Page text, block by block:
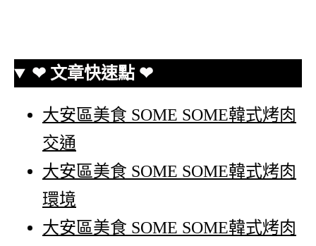
❤ 文章快速點 ❤
大安區美食 SOME SOME韓式烤肉
交通
大安區美食 SOME SOME韓式烤肉
環境
大安區美食 SOME SOME韓式烤肉